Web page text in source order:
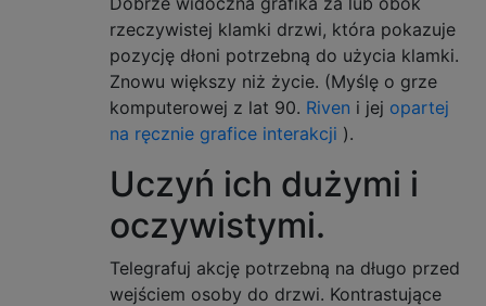
rzeczywistej klamki drzwi, która pokazuje
pozycję dłoni potrzebną do użycia klamki.
Znowu większy niż życie. (Myślę o grze
komputerowej z lat 90. Riven i jej opartej
na ręcznie grafice interakcji ).
Uczyń ich dużymi i
oczywistymi.
Telegrafuj akcję potrzebną na długo przed
wejściem osoby do drzwi. Kontrastujące